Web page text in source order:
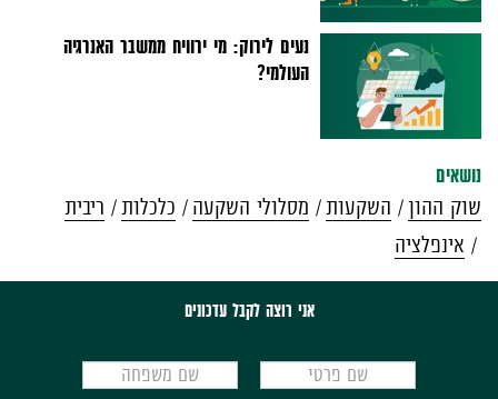
נעים לירוק: מי ירוויח ממשבר האנרגיה
העולמי?
נושאים
שוק ההון
השקעות מסלולי השקעה כלכלות
ריבית
אינפלציה
אני רוצה לקבל עדכונים